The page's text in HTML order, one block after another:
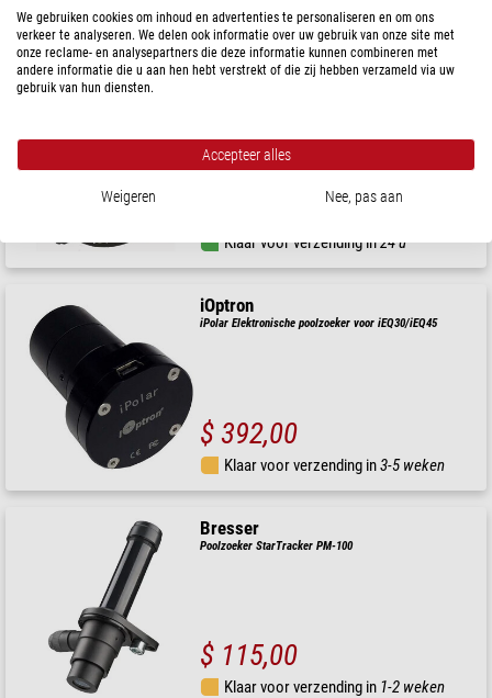
Klaar voor verzending in24 u
Klaar voor verzending in24 u
iOptron
iPolar Elektronische poolzoeker voor iEQ30/iEQ45
$ 392,00
Klaar voor verzending in3-5 weken
Bresser
Poolzoeker StarTracker PM-100
$ 115,00
Klaar voor verzending in 1-2 weken
We gebruiken cookies om inhoud en advertenties te personaliseren en om ons
verkeer te analyseren. We delen ook informatie over uw gebruik van onze site met
onze reclame- en analysepartners die deze informatie kunnen combineren met
andere informatie die u aan hen hebt verstrekt of die zij hebben verzameld via uw
gebruik van hun diensten.
Accepteer alles
Weigeren Nee, pas aan